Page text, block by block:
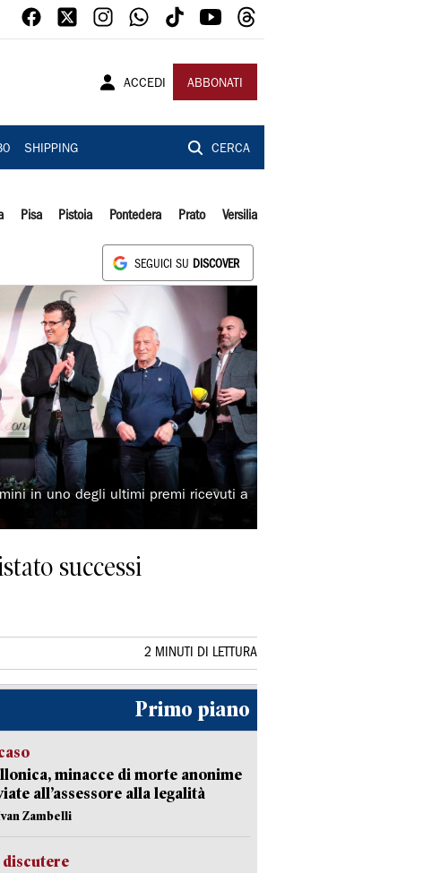
ACCEDI ABBONATI
SHIPPING CERCA
Pisa Pistoia Pontedera Prato Versilia
SEGUICI SU DISCOVER
in uno degli ultimi premi ricevuti a
successi
2 MINUTI DI LETTURA
Primo piano
minacce di morte anonime
all’assessore alla legalità
Zambelli
discutere